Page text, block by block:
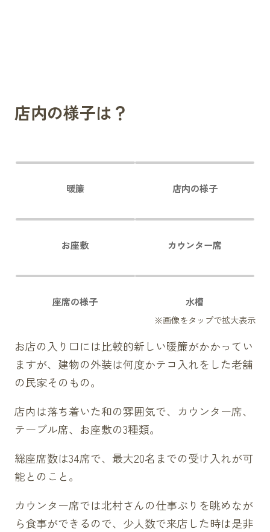
店内の様子は？
暖簾 店内の様子
お座敷 カウンター席
座席の様子 水槽
お店の入り口には比較的新しい暖簾がかかってい
ますが、建物の外装は何度かテコ入れをした老舗
の民家そのもの。
店内は落ち着いた和の雰囲気で、カウンター席、
テーブル席、お座敷の3種類。
総座席数は34席で、最大20名までの受け入れが可
能とのこと。
カウンター席では北村さんの仕事ぶりを眺めなが
ら食事ができるので、少人数で来店した時は是非